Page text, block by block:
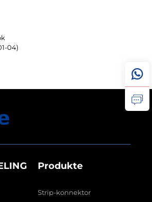
04)
Produkte
Strip-konnektor